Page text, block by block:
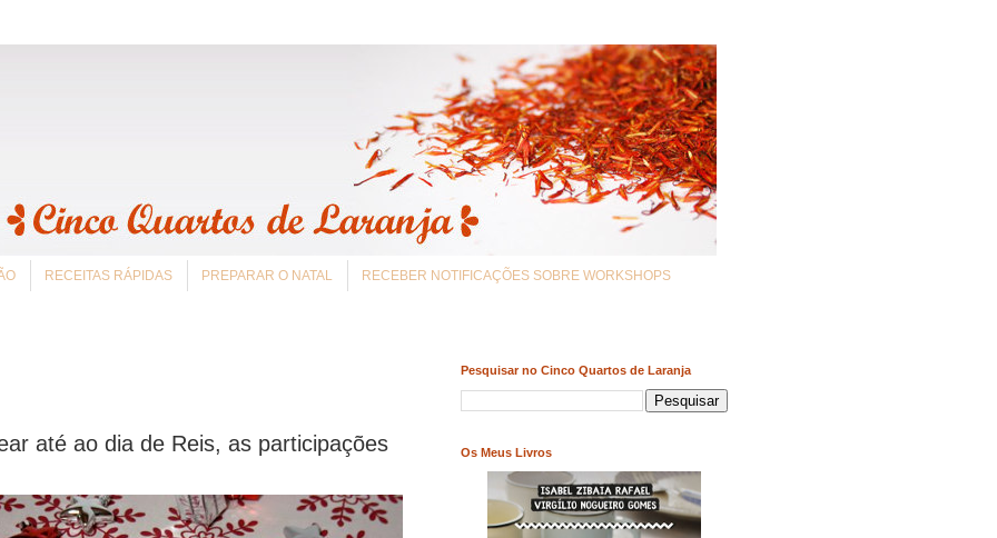
RECEITAS RÁPIDAS PREPARAR O NATAL RECEBER NOTIFICAÇÕES SOBRE WORKSHOPS
até ao dia de Reis, as participações
Pesquisar no Cinco Quartos de Laranja
Os Meus Livros